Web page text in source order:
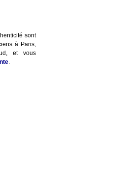
sont
à Paris,
et vous
.